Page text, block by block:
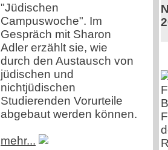
"Jüdischen
Campuswoche". Im
Gespräch mit Sharon
Adler erzählt sie, wie
durch den Austausch von
jüdischen und
nichtjüdischen
Studierenden Vorurteile
abgebaut werden können.
mehr...